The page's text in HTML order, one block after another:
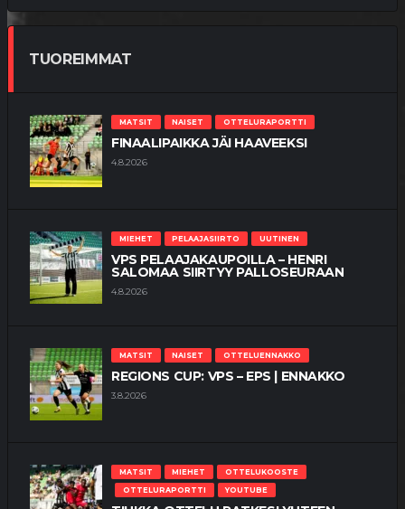
TUOREIMMAT
MATSIT NAISET OTTELURAPORTTI
FINAALIPAIKKA JÄI HAAVEEKSI
4.8.2026
MIEHET PELAAJASIIRTO UUTINEN
VPS PELAAJAKAUPOILLA – HENRI
SALOMAA SIIRTYY PALLOSEURAAN
4.8.2026
MATSIT NAISET OTTELUENNAKKO
REGIONS CUP: VPS – EPS | ENNAKKO
3.8.2026
MATSIT MIEHET
OTTELUKOOSTE
OTTELURAPORTTI
YOUTUBE